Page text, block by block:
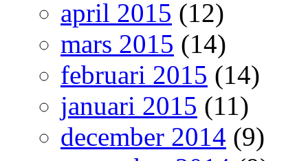
april 2015 (12)
mars 2015 (14)
februari 2015 (14)
januari 2015 (11)
december 2014 (9)